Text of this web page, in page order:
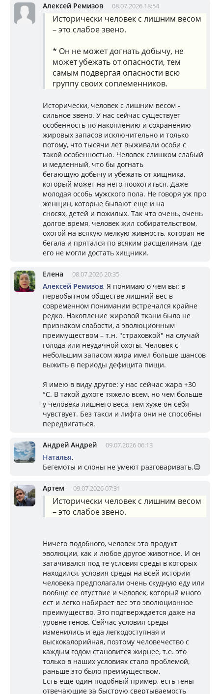
Алексей Ремизов 08.07.2026 18:54
Исторически человек с лишним весом
– это слабое звено.
* Он не может догнать добычу, не
может убежать от опасности, тем
самым подвергая опасности всю
группу своих соплеменников.
Исторически, человек с лишним весом -
сильное звено. У нас сейчас существует
особенность по накоплению и сохранению
жировых запасов исключительно и только
потому, что тысячи лет выживали особи с
такой особенностью. Человек слишком слабый
и медленный, что бы догнать
бегающую добычу и убежать от хищника,
который может на него поохотиться. Даже
молодая особь мужского пола. Не говоря уж про
женщин, которые бывают еще и на
сносях, детей и пожилых. Так что очень, очень
долгое время, человек жил собирательством,
охотой на всякую мелкую живность, которая не
бегала и прятался по всяким расщелинам, где
его не могли достать хищники.
Елена 08.07.2026 20:35
Алексей Ремизов, Я понимаю о чём вы: в
первобытном обществе лишний вес в
современном понимании встречался крайне
редко. Накопление жировой ткани было не
признаком слабости, а эволюционным
преимуществом – т.н. "страховкой" на случай
голода или неудачной охоты. Человек с
небольшим запасом жира имел больше шансов
выжить в периоды дефицита пищи.
Я имею в виду другое: у нас сейчас жара +30
°C. В такой духоте тяжело всем, но чем больше
у человека лишнего веса, тем хуже он себя
чувствует. Без такси и лифта они не способны
передвигаться.
Андрей Андрей 09.07.2026 06:13
Наталья,
Бегемоты и слоны не умеют разговаривать.😉
Артем 09.07.2026 07:31
Исторически человек с лишним весом
– это слабое звено.
Ничего подобного, человек это продукт
эволюции, как и любое другое животное. И он
затачивался под те условия среды в которых
находился, условия среды на всей истории
человека предполагали очень скудную еду или
вообще ее отуствие и человек, который много
ест и легко набирает вес это эволюционное
преимущество. Это подтверждается даже на
уровне генов. Сейчас условия среды
изменились и еда легкодоступная и
выскокалорийная, поэтому человечество с
каждым годом становится жирнее, т.е. это
только в наших условиях стало проблемой,
раньше это было преимуществом.
Есть еще один подобный пример, есть гены
отвечающие за быструю свертываемость